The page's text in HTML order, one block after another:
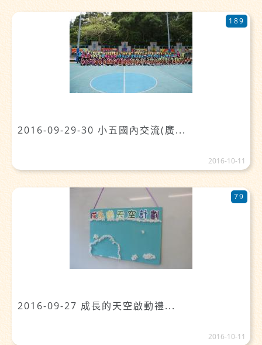
2016-09-29-30 小五國內交流(廣...
189
2016-10-11
2016-09-27 成長的天空啟動禮...
79
2016-10-11